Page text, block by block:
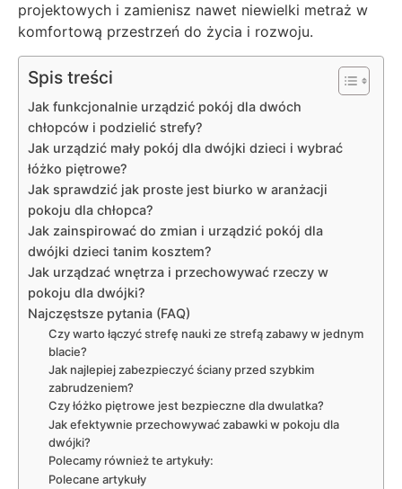
projektowych i zamienisz nawet niewielki metraż w
komfortową przestrzeń do życia i rozwoju.
Spis treści
Jak funkcjonalnie urządzić pokój dla dwóch
chłopców i podzielić strefy?
Jak urządzić mały pokój dla dwójki dzieci i wybrać
łóżko piętrowe?
Jak sprawdzić jak proste jest biurko w aranżacji
pokoju dla chłopca?
Jak zainspirować do zmian i urządzić pokój dla
dwójki dzieci tanim kosztem?
Jak urządzać wnętrza i przechowywać rzeczy w
pokoju dla dwójki?
Najczęstsze pytania (FAQ)
Czy warto łączyć strefę nauki ze strefą zabawy w jednym
blacie?
Jak najlepiej zabezpieczyć ściany przed szybkim
zabrudzeniem?
Czy łóżko piętrowe jest bezpieczne dla dwulatka?
Jak efektywnie przechowywać zabawki w pokoju dla
dwójki?
Polecamy również te artykuły:
Polecane artykuły